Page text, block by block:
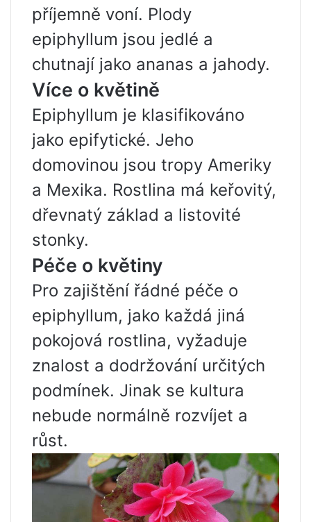
příjemně voní. Plody
epiphyllum jsou jedlé a
chutnají jako ananas a jahody.
Více o květině
Epiphyllum je klasifikováno
jako epifytické. Jeho
domovinou jsou tropy Ameriky
a Mexika. Rostlina má keřovitý,
dřevnatý základ a listovité
stonky.
Péče o květiny
Pro zajištění řádné péče o
epiphyllum, jako každá jiná
pokojová rostlina, vyžaduje
znalost a dodržování určitých
podmínek. Jinak se kultura
nebude normálně rozvíjet a
růst.